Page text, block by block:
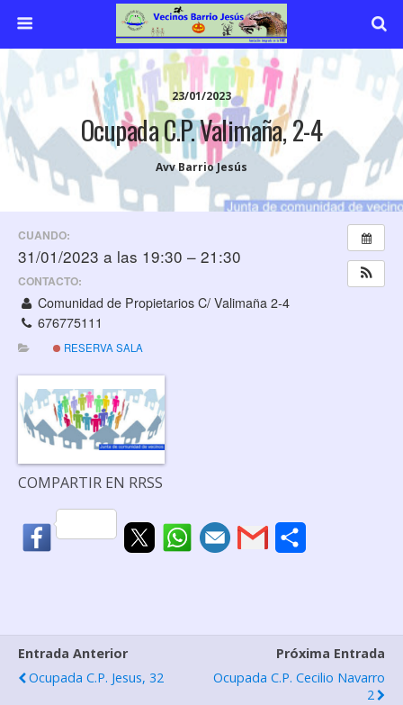
23/01/2023
Ocupada C.P. Valimaña, 2-4
Avv Barrio Jesús
CUANDO:
31/01/2023 a las 19:30 – 21:30
CONTACTO:
Comunidad de Propietarios C/ Valimaña 2-4
676775111
RESERVA SALA
COMPARTIR EN RRSS
a
Entrada Anterior
Ocupada C.P. Jesus, 32
Próxima Entrada
Ocupada C.P. Cecilio Navarro
2